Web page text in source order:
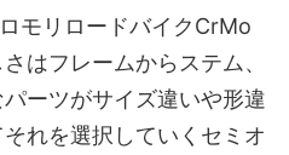
モリロードバイクCrMo
はフレームからステム、
ーツがサイズ違いや形違
れを選択していくセミオ